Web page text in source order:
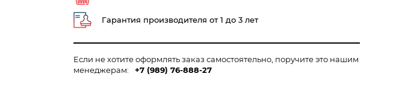
Гарантия производителя от 1 до 3 лет
Если не хотите оформлять заказ самостоятельно, поручите это нашим
менеджерам:
+7 (989) 76-888-27